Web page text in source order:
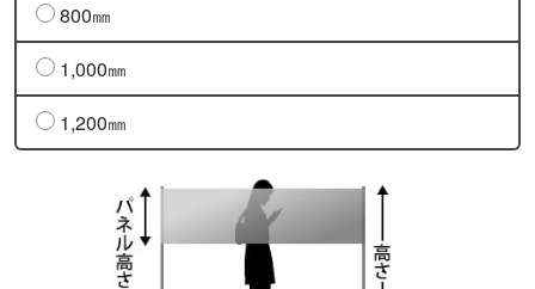
800㎜
1,000㎜
1,200㎜